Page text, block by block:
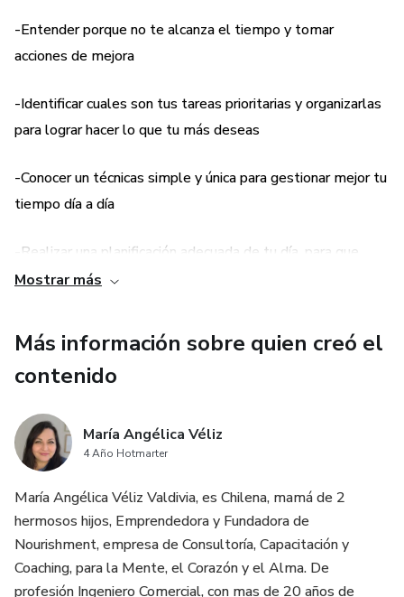
-Entender porque no te alcanza el tiempo y tomar
acciones de mejora
-Identificar cuales son tus tareas prioritarias y organizarlas
para lograr hacer lo que tu más deseas
-Conocer un técnicas simple y única para gestionar mejor tu
tiempo día a día
-Realizar una planificación adecuada de tu día, para que
puedas lograr tu máxima productividad
te apasiona
en el tiempo
Mostrar más
Más información sobre quien creó el
contenido
María Angélica Véliz
4 Año Hotmarter
María Angélica Véliz Valdivia, es Chilena, mamá de 2
hermosos hijos, Emprendedora y Fundadora de
Nourishment, empresa de Consultoría, Capacitación y
Coaching, para la Mente, el Corazón y el Alma. De
profesión Ingeniero Comercial, con mas de 20 años de